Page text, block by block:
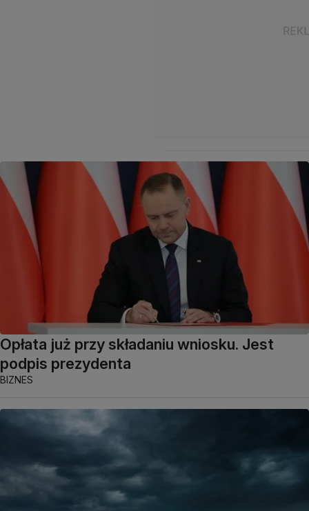
Opłata już przy składaniu wniosku. Jest
podpis prezydenta
BIZNES